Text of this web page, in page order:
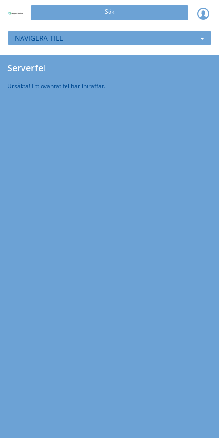
Sök
NAVIGERA TILL
Serverfel
Ursäkta! Ett oväntat fel har inträffat.